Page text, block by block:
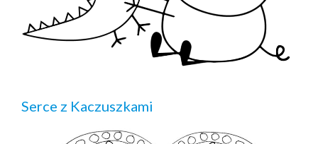
Serce z Kaczuszkami